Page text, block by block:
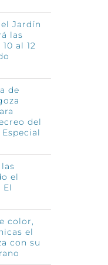
Jardín
las
al 12
de
del
el
El
color,
el
con su